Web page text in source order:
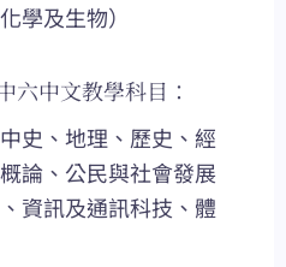
學及生物）
六中文教學科目：
史、地理、歷史、經
論、公民與社會發展
資訊及通訊科技、體